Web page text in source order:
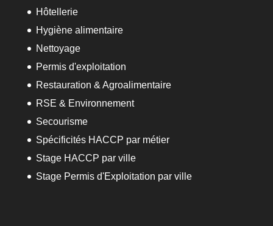
Hôtellerie
Hygiène alimentaire
Nettoyage
Permis d'exploitation
Restauration & Agroalimentaire
RSE & Environnement
Secourisme
Spécificités HACCP par métier
Stage HACCP par ville
Stage Permis d'Exploitation par ville